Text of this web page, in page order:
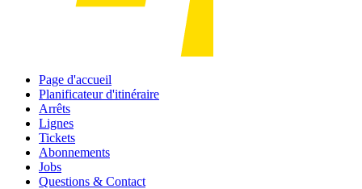
Page d'accueil
Planificateur d'itinéraire
Arrêts
Lignes
Tickets
Abonnements
Jobs
Questions & Contact